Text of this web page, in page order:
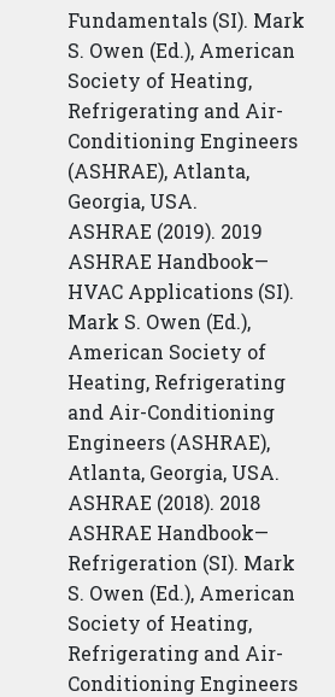
Fundamentals (SI). Mark
S. Owen (Ed.), American
Society of Heating,
Refrigerating and Air-
Conditioning Engineers
(ASHRAE), Atlanta,
Georgia, USA.
ASHRAE (2019). 2019
ASHRAE Handbook—
HVAC Applications (SI).
Mark S. Owen (Ed.),
American Society of
Heating, Refrigerating
and Air-Conditioning
Engineers (ASHRAE),
Atlanta, Georgia, USA.
ASHRAE (2018). 2018
ASHRAE Handbook—
Refrigeration (SI). Mark
S. Owen (Ed.), American
Society of Heating,
Refrigerating and Air-
Conditioning Engineers